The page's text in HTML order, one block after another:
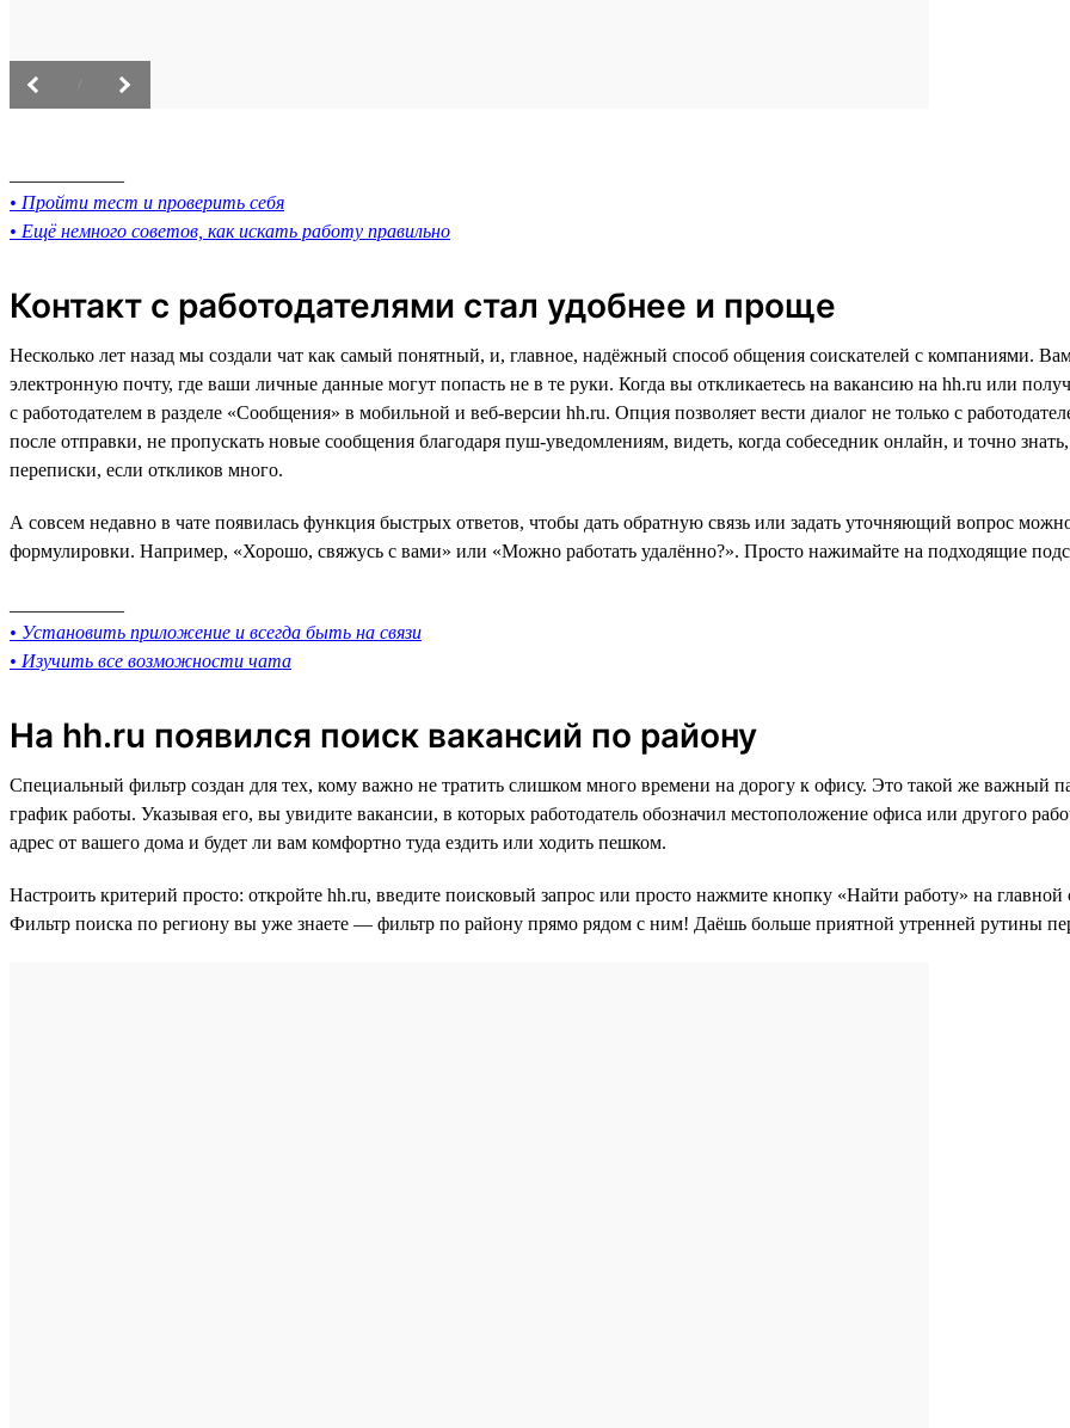
• Пройти тест и проверить себя
• Ещё немного советов, как искать работу правильно
Контакт с работодателями стал удобнее и проще
Несколько лет назад мы создали чат как самый понятный, и, главное, надёжный способ общения соискателей с компаниями.
электронную почту, где ваши личные данные могут попасть не в те руки. Когда вы откликаетесь на вакансию на hh.ru или
с работодателем в разделе «Сообщения» в мобильной и веб-версии hh.ru. Опция позволяет вести диалог не только с
после отправки, не пропускать новые сообщения благодаря пуш-уведомлениям, видеть, когда собеседник онлайн, и точно
переписки, если откликов много.
А совсем недавно в чате появилась функция быстрых ответов, чтобы дать обратную связь или задать уточняющий вопрос
формулировки. Например, «Хорошо, свяжусь с вами» или «Можно работать удалённо?». Просто нажимайте на подходящие
• Установить приложение и всегда быть на связи
• Изучить все возможности чата
На hh.ru появился поиск вакансий по району
Специальный фильтр создан для тех, кому важно не тратить слишком много времени на дорогу к офису. Это такой же важный
график работы. Указывая его, вы увидите вакансии, в которых работодатель обозначил местоположение офиса или другого
адрес от вашего дома и будет ли вам комфортно туда ездить или ходить пешком.
Настроить критерий просто: откройте hh.ru, введите поисковый запрос или просто нажмите кнопку «Найти работу» на главной
Фильтр поиска по региону вы уже знаете — фильтр по району прямо рядом с ним! Даёшь больше приятной утренней рутины